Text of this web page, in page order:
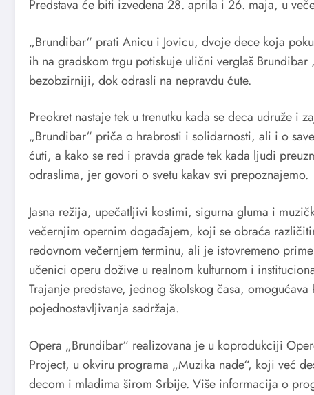
Predstava će biti izvedena 28. aprila i 26. maja, u
„Brundibar“ prati Anicu i Jovicu, dvoje dece koja
ih na gradskom trgu potiskuje ulični verglaš
bezobzirniji, dok odrasli na nepravdu ćute.
Preokret nastaje tek u trenutku kada se deca udruže i
„Brundibar“ priča o hrabrosti i solidarnosti, ali i o
ćuti, a kako se red i pravda grade tek kada ljudi
odraslima, jer govori o svetu kakav svi prepoznajemo.
Jasna režija, upečatljivi kostimi, sigurna gluma i
večernjim opernim događajem, koji se obraća
redovnom večernjem terminu, ali je istovremeno
učenici operu dožive u realnom kulturnom i
Trajanje predstave, jednog školskog časa,
pojednostavljivanja sadržaja.
Opera „Brundibar“ realizovana je u koprodukciji
Project, u okviru programa „Muzika nade“, koji već
decom i mladima širom Srbije. Više informacija o